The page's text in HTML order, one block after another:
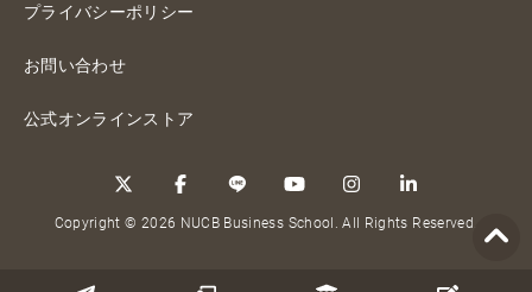
プライバシーポリシー
お問い合わせ
公式オンラインストア
Copyright © 2026 NUCB Business School. All Rights Reserved.